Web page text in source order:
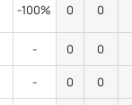
-100% 0 0
- 0 0
- 0 0